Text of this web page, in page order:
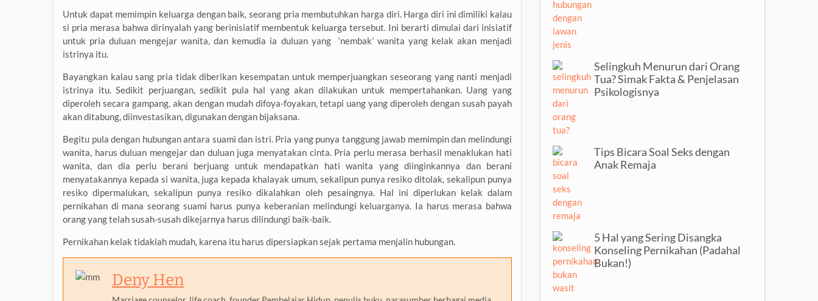
Untuk dapat memimpin keluarga dengan baik, seorang pria membutuhkan harga diri. Harga diri ini dimiliki kalau
si pria merasa bahwa dirinyalah yang berinisiatif membentuk keluarga tersebut. Ini berarti dimulai dari inisiatif
untuk pria duluan mengejar wanita, dan kemudia ia duluan yang ‘nembak’ wanita yang kelak akan menjadi
istrinya itu.
Bayangkan kalau sang pria tidak diberikan kesempatan untuk memperjuangkan seseorang yang nanti menjadi
istrinya itu. Sedikit perjuangan, sedikit pula hal yang akan dilakukan untuk mempertahankan. Uang yang
diperoleh secara gampang, akan dengan mudah difoya-foyakan, tetapi uang yang diperoleh dengan susah payah
akan ditabung, diinvestasikan, digunakan dengan bijaksana.
Begitu pula dengan hubungan antara suami dan istri. Pria yang punya tanggung jawab memimpin dan melindungi
wanita, harus duluan mengejar dan duluan juga menyatakan cinta. Pria perlu merasa berhasil menaklukan hati
wanita, dan dia perlu berani berjuang untuk mendapatkan hati wanita yang diinginkannya dan berani
menyatakannya kepada si wanita, juga kepada khalayak umum, sekalipun punya resiko ditolak, sekalipun punya
resiko dipermalukan, sekalipun punya resiko dikalahkan oleh pesaingnya. Hal ini diperlukan kelak dalam
pernikahan di mana seorang suami harus punya keberanian melindungi keluarganya. Ia harus merasa bahwa
orang yang telah susah-susah dikejarnya harus dilindungi baik-baik.
Pernikahan kelak tidaklah mudah, karena itu harus dipersiapkan sejak pertama menjalin hubungan.
Deny Hen
Selingkuh Menurun dari Orang
Tua? Simak Fakta & Penjelasan
Psikologisnya
Tips Bicara Soal Seks dengan
Anak Remaja
5 Hal yang Sering Disangka
Konseling Pernikahan (Padahal
Bukan!)